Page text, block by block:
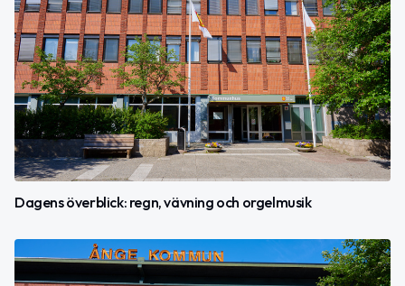
Dagens överblick: regn, vävning och orgelmusik